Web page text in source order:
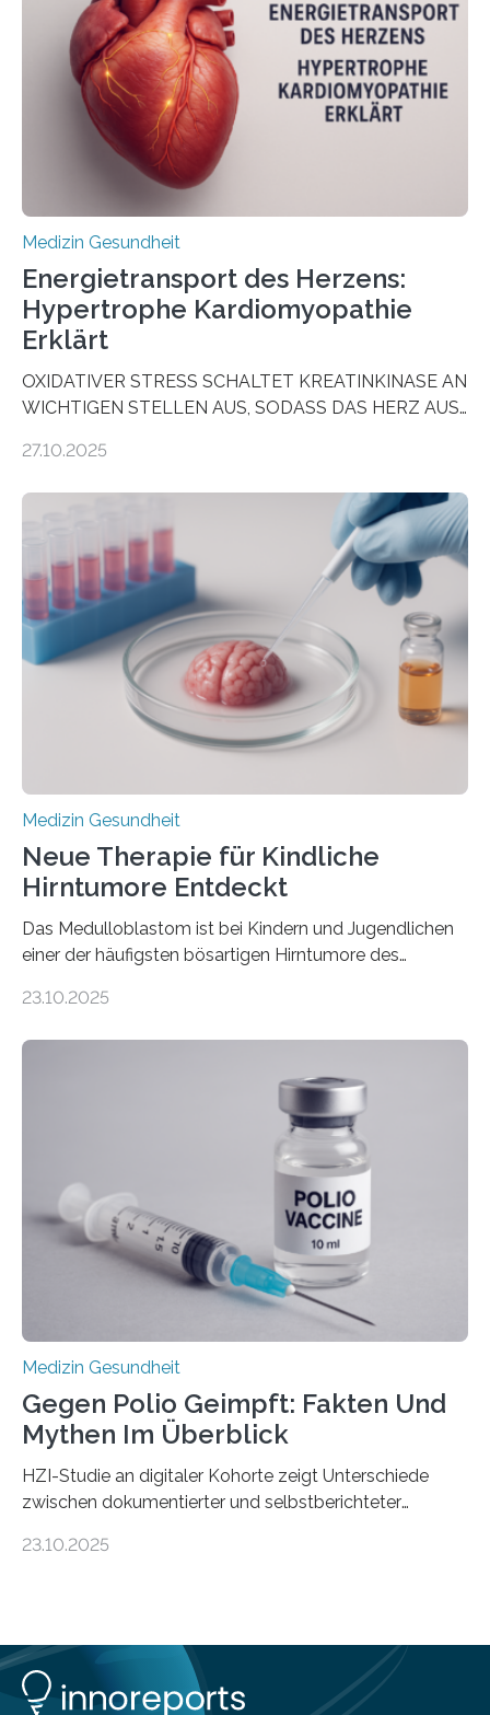
vorab zu prüfen, welche Medikamente am besten
wirken. Dabei wurde ein Eiweiß identifiziert, das künftig
als Biomarker für die Wahl der passenden Therapie
dienen könnte. Darmkrebs zählt weltweit zu den
häufigsten Krebsarten und stellt…
Medizin Gesundheit
Energietransport des Herzens:
Hypertrophe Kardiomyopathie
Erklärt
OXIDATIVER STRESS SCHALTET KREATINKINASE AN
WICHTIGEN STELLEN AUS, SODASS DAS HERZ AUS
aus dem Deutschen Zentrum für Herzinsuffizienz
im Journal Circulation, warum der Energietransport bei
der Hypertrophen Kardiomyopathie (HCM) versagen
kann und wie sich durch eine Verringerung der
Herzbelastung und des oxidativen Stresses
Rhythmusstörungen reduzieren lassen. Würzburg. Die
hypertrophe Kardiomyopathie (HCM) ist die häufigste
erblich bedingte Herzerkrankung. Sie führt dazu, dass
sich die linke Herzkammer verdickt, der Herzmuskel zu
stark kontrahiert…
27.10.2025
Medizin Gesundheit
Neue Therapie für Kindliche
Hirntumore Entdeckt
Das Medulloblastom ist bei Kindern und Jugendlichen
einer der häufigsten bösartigen Hirntumore des
Betroffenen können mit heutigen Methoden geheilt
Dringend benötigt werden zielgerichtete Therapien, die
nur Tumorschwachstellen angreifen und normales
Gewebe verschonen. Forschende um Daniel Merk vom
Hertie-Institut für klinische Hirnforschung am
Universitätsklinikum Tübingen haben eine solche
Schwachstelle im Erbgut einer Untergruppe des
Medulloblastoms gefunden. Die Wilhelm Sander-
Stiftung unterstützte das Projekt…
23.10.2025
Medizin Gesundheit
Gegen Polio Geimpft: Fakten Und
Mythen Im Überblick
HZI-Studie an digitaler Kohorte zeigt Unterschiede
zwischen dokumentierter und selbstberichteter
Kinderlähmung, ist eine ansteckende Krankheit, die
nur noch in zwei Ländern endemisch. Bis das Virus
weltweit ausgerottet ist, ist aber auch in Deutschland
23.10.2025